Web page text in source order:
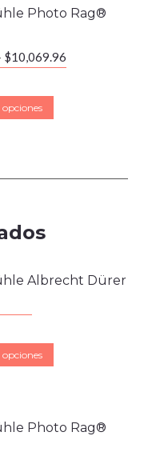
Photo Rag®
$10,069.96
opciones
Albrecht Dürer
opciones
Photo Rag®